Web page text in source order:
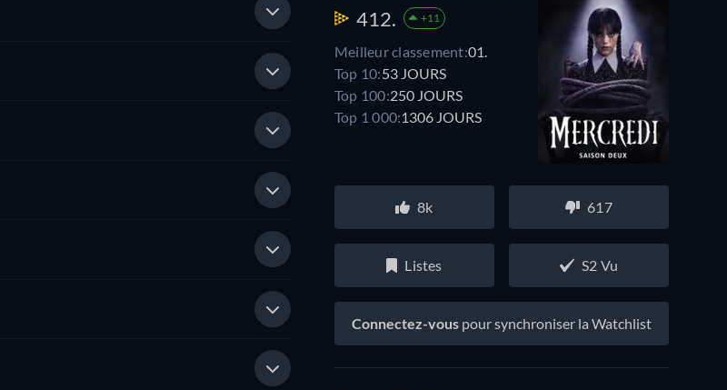
412. +11
Meilleur classement:01.
Top 10:53 JOURS
Top 100:250 JOURS
Top 1 000:1306 JOURS
8k 617
Listes S2 Vu
Connectez-vous pour synchroniser la Watchlist